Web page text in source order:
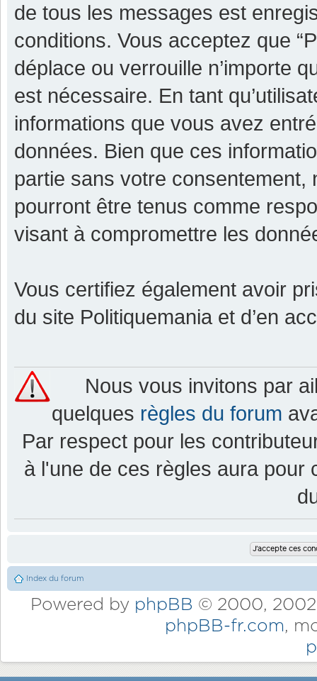
de tous les messages est
conditions. Vous acceptez que
déplace ou verrouille n’importe
est nécessaire. En tant
informations que vous avez
données. Bien que ces
partie sans votre consentement,
pourront être tenus comme
visant à compromettre les
Vous certifiez également avoir
du site Politiquemania et d’en
Nous vous invitons par
quelques règles du forum
Par respect pour les
à l'une de ces règles aura pour
Index du forum
Powered by phpBB © 2000,
phpBB-fr.com,